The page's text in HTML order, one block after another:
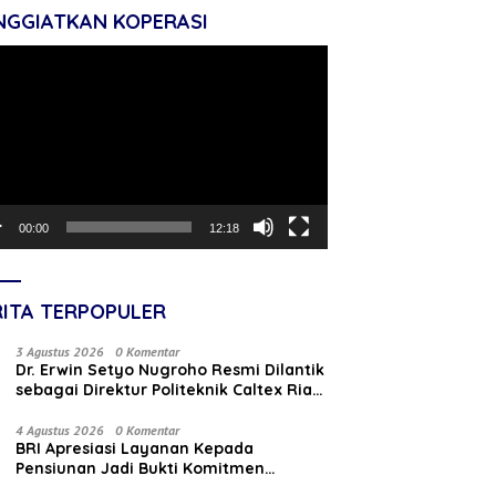
KOPERASI
00:00 12:18
TERPOPULER
3 Agustus 2026 0 Komentar
‎Dr. Erwin Setyo Nugroho Resmi Dilantik
sebagai Direktur Politeknik Caltex Riau
4 Agustus 2026 0 Komentar
BRI Apresiasi Layanan Kepada
Pensiunan Jadi Bukti Komitmen